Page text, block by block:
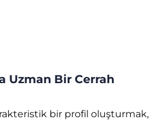
Uzman Bir Cerrah
bir profil oluşturmak,